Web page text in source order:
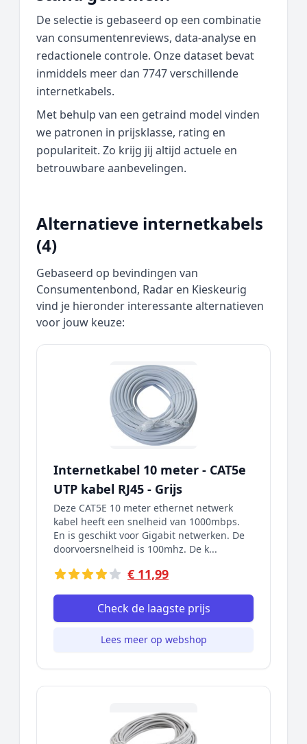
De selectie is gebaseerd op een combinatie
van consumentenreviews, data‑analyse en
redactionele controle. Onze dataset bevat
inmiddels meer dan 7747 verschillende
internetkabels.
Met behulp van een getraind model vinden
we patronen in prijsklasse, rating en
populariteit. Zo krijg jij altijd actuele en
betrouwbare aanbevelingen.
Alternatieve internetkabels
(4)
Gebaseerd op bevindingen van
Consumentenbond, Radar en Kieskeurig
vind je hieronder interessante alternatieven
voor jouw keuze:
Internetkabel 10 meter - CAT5e
UTP kabel RJ45 - Grijs
Deze CAT5E 10 meter ethernet netwerk
kabel heeft een snelheid van 1000mbps.
En is geschikt voor Gigabit netwerken. De
doorvoersnelheid is 100mhz. De k...
€ 11,99
Check de laagste prijs
Lees meer op webshop